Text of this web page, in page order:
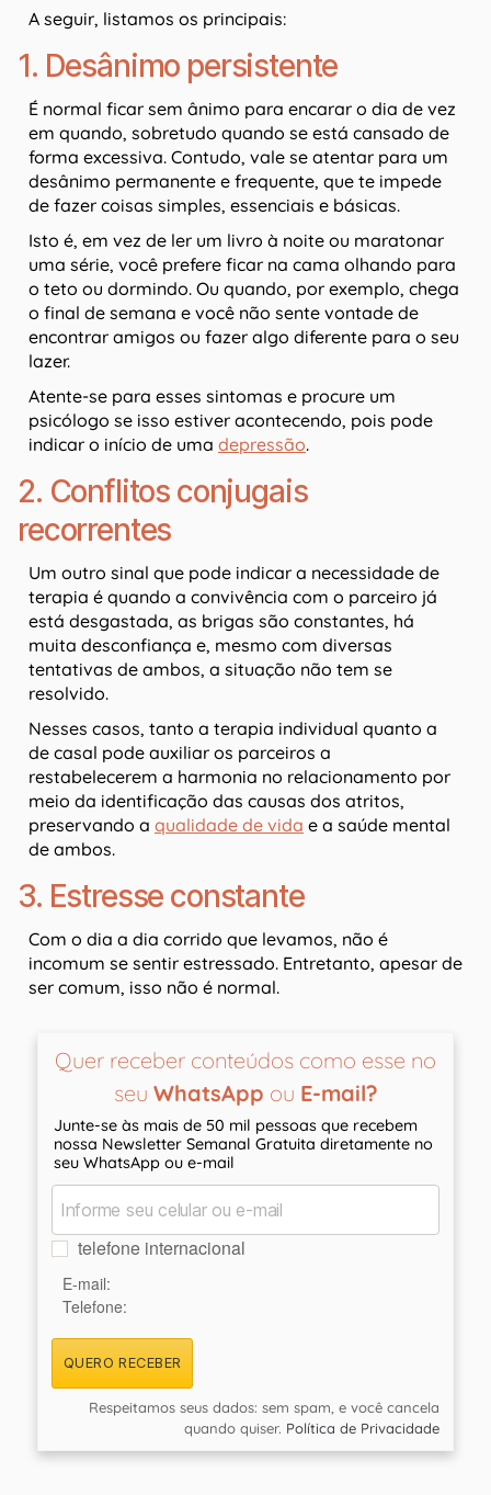
A seguir, listamos os principais:
1. Desânimo persistente
É normal ficar sem ânimo para encarar o dia de vez
em quando, sobretudo quando se está cansado de
forma excessiva. Contudo, vale se atentar para um
desânimo permanente e frequente, que te impede
de fazer coisas simples, essenciais e básicas.
Isto é, em vez de ler um livro à noite ou maratonar
uma série, você prefere ficar na cama olhando para
o teto ou dormindo. Ou quando, por exemplo, chega
o final de semana e você não sente vontade de
encontrar amigos ou fazer algo diferente para o seu
lazer.
Atente-se para esses sintomas e procure um
psicólogo se isso estiver acontecendo, pois pode
indicar o início de uma depressão.
2. Conflitos conjugais
recorrentes
Um outro sinal que pode indicar a necessidade de
terapia é quando a convivência com o parceiro já
está desgastada, as brigas são constantes, há
muita desconfiança e, mesmo com diversas
tentativas de ambos, a situação não tem se
resolvido.
Nesses casos, tanto a terapia individual quanto a
de casal pode auxiliar os parceiros a
restabelecerem a harmonia no relacionamento por
meio da identificação das causas dos atritos,
preservando a qualidade de vida e a saúde mental
de ambos.
3. Estresse constante
Com o dia a dia corrido que levamos, não é
incomum se sentir estressado. Entretanto, apesar de
ser comum, isso não é normal.
Quer receber conteúdos como esse no
seu WhatsApp ou E-mail?
Junte-se às mais de 50 mil pessoas que recebem
nossa Newsletter Semanal Gratuita diretamente no
seu WhatsApp ou e-mail
telefone internacional
E-mail:
Telefone:
QUERO RECEBER
Respeitamos seus dados: sem spam, e você cancela
quando quiser. Política de Privacidade